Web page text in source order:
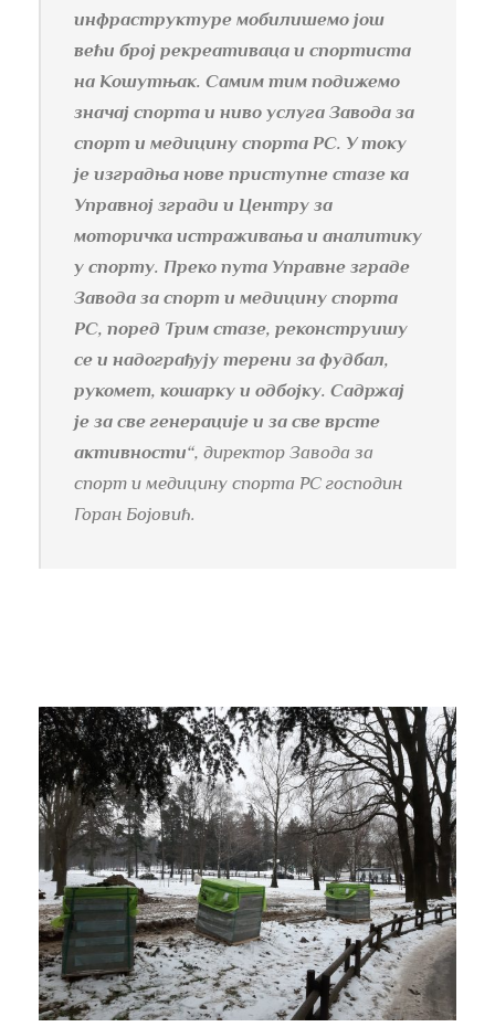
инфраструктуре мобилишемо још
већи број рекреативаца и спортиста
на Кошутњак. Самим тим подижемо
значај спорта и ниво услуга Завода за
спорт и медицину спорта РС. У току
је изградња нове приступне стазе ка
Управној згради и Центру за
моторичка истраживања и аналитику
у спорту. Преко пута Управне зграде
Завода за спорт и медицину спорта
РС, поред Трим стазе, реконструишу
се и надограђују терени за фудбал,
рукомет, кошарку и одбојку. Садржај
је за све генерације и за све врсте
активности“, директор Завода за
спорт и медицину спорта РС господин
Горан Бојовић.